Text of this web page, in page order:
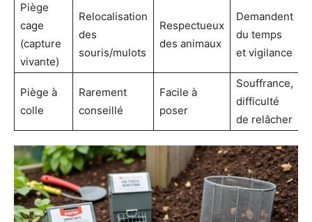
Piège
cage
(capture
vivante)
Relocalisation
des
souris/mulots
Respectueux
des animaux
Demandent
du temps
et vigilance
Piège à
colle
Rarement
conseillé
Facile à
poser
Souffrance,
difficulté
de relâcher